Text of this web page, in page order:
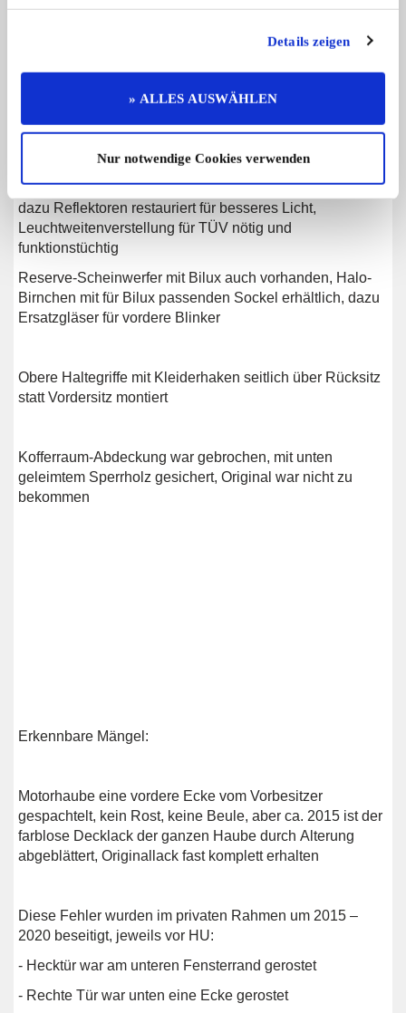
Details zeigen
» ALLES AUSWÄHLEN
Nur notwendige Cookies verwenden
Halterung für Radio mit CD-Fach in Eigenleistung, Radio
Motorhaube innen mit schalldämmendem Schaum
beklebt
Scheinwerfer (original Standard/Bilux) ersetzt mit H-4,
dazu Reflektoren restauriert für besseres Licht,
Leuchtweitenverstellung für TÜV nötig und
funktionstüchtig
Reserve-Scheinwerfer mit Bilux auch vorhanden, Halo-
Birnchen mit für Bilux passenden Sockel erhältlich, dazu
Ersatzgläser für vordere Blinker
Obere Haltegriffe mit Kleiderhaken seitlich über Rücksitz
statt Vordersitz montiert
Kofferraum-Abdeckung war gebrochen, mit unten
geleimtem Sperrholz gesichert, Original war nicht zu
bekommen
Erkennbare Mängel:
Motorhaube eine vordere Ecke vom Vorbesitzer
gespachtelt, kein Rost, keine Beule, aber ca. 2015 ist der
farblose Decklack der ganzen Haube durch Alterung
abgeblättert, Originallack fast komplett erhalten
Diese Fehler wurden im privaten Rahmen um 2015 –
2020 beseitigt, jeweils vor HU:
- Hecktür war am unteren Fensterrand gerostet
- Rechte Tür war unten eine Ecke gerostet